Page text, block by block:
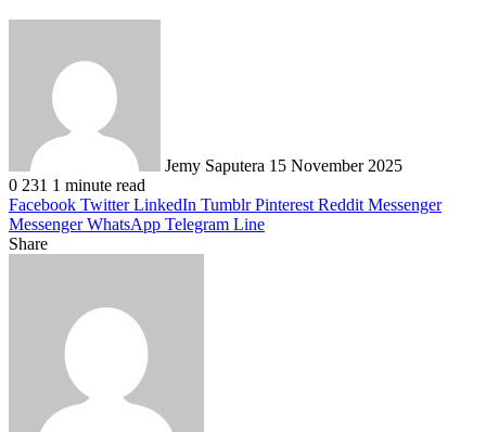
Jemy Saputera 15 November 2025
0 231 1 minute read
Facebook Twitter LinkedIn Tumblr Pinterest Reddit Messenger
Messenger WhatsApp Telegram Line
Share